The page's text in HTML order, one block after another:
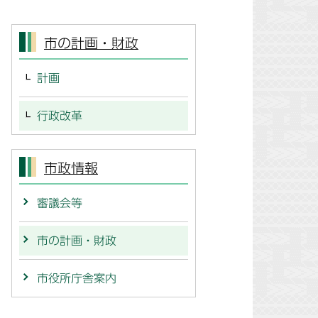
市の計画・財政
計画
行政改革
市政情報
審議会等
市の計画・財政
市役所庁舎案内